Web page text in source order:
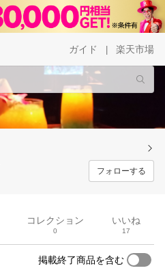
ガイド 楽天市場
フォローする
コレクション
0
いいね
17
掲載終了商品を含む